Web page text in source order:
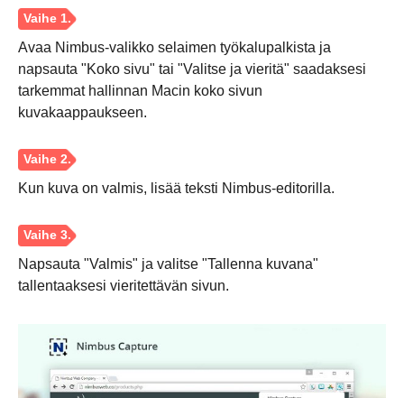
Vaihe 2.
Vaihe 3.
Avaa Nimbus-valikko selaimen työkalupalkista ja
napsauta "Koko sivu" tai "Valitse ja vieritä" saadaksesi
tarkemmat hallinnan Macin koko sivun
kuvakaappaukseen.
Kun kuva on valmis, lisää teksti Nimbus-editorilla.
Napsauta "Valmis" ja valitse "Tallenna kuvana"
tallentaaksesi vieritettävän sivun.